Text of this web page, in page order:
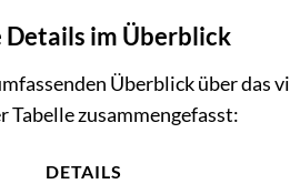
Details im Überblick
Überblick über das
Tabelle zusammengefasst:
DETAILS